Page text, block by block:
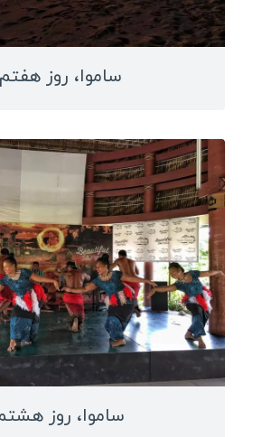
مالزی
عراق
رومانی
اوکراین
هلند
نروژ
صربستان
کرواسی
دانمارک
بلغارستان
ساموا، روز هفتم
ساموا، روز